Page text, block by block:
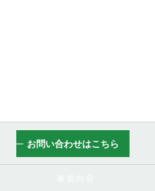
お問い合わせはこちら